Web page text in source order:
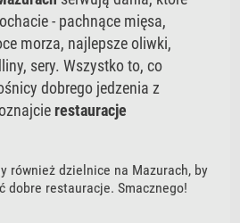
- pachnące mięsa,
morza, najlepsze oliwki,
sery. Wszystko to, co
dobrego jedzenia z
restauracje
również dzielnice na Mazurach, by
dobre restauracje. Smacznego!